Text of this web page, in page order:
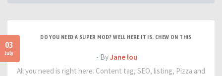
03
July
DO YOU NEED A SUPER MOD? WELL HERE IT IS. CHEW ON THIS
- ByJane lou
All you need is right here. Content tag, SEO, listing, Pizza and